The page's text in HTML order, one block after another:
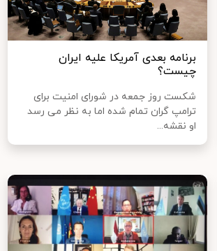
برنامه بعدی آمریکا علیه ایران
چیست؟
شکست روز جمعه در شورای امنیت برای
ترامپ گران تمام شده اما به نظر می رسد
او نقشه...